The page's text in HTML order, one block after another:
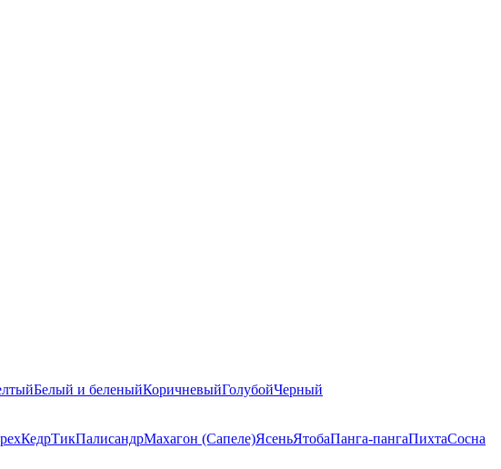
Белый и беленыйКоричневыйГолубойЧерный
КедрТикПалисандрМахагон (Сапеле)ЯсеньЯтобаПанга-пангаПихтаСосна